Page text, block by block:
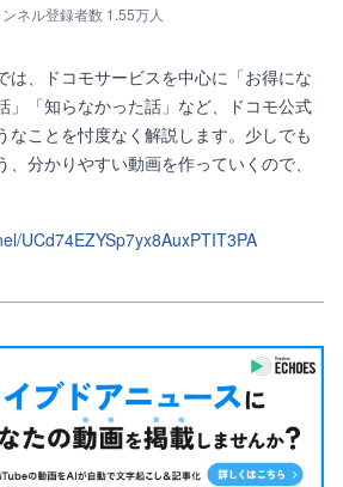
ネル登録者数 1.55万人
は、ドコモサービスを中心に「お得にな
」「知らなかった話」など、ドコモ公式
なことを忖度なく解説します。少しでも
分かりやすい動画を作っていくので、
UCd74EZYSp7yx8AuxPTIT3PA